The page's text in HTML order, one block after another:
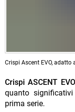
Crispi Ascent EVO, adatto
Crispi ASCENT EVO
quanto
prima serie.